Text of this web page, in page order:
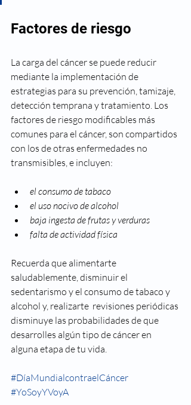
Factores de riesgo
La carga del cáncer se puede reducir
mediante la implementación de
estrategias para su prevención, tamizaje,
detección temprana y tratamiento. Los
factores de riesgo modificables más
comunes para el cáncer, son compartidos
con los de otras enfermedades no
transmisibles, e incluyen:
el consumo de tabaco
el uso nocivo de alcohol
baja ingesta de frutas y verduras
falta de actividad física
Recuerda que alimentarte
saludablemente, disminuir el
sedentarismo y el consumo de tabaco y
alcohol y, realizarte  revisiones periódicas
disminuye las probabilidades de que
desarrolles algún tipo de cáncer en
alguna etapa de tu vida.
#DíaMundialcontraelCáncer
#YoSoyYVoyA